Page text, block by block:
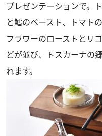
プレゼンテーションで。
と鱈のペースト、トマト
フラワーのローストとリ
どが並び、トスカーナの
れます。